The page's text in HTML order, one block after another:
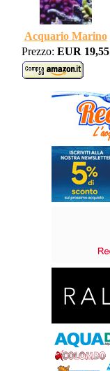
Acquario Marino
Prezzo: EUR 19,55